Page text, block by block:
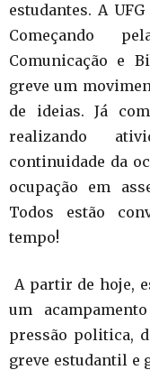
estudantes. A
Começando
Comunicação e
greve um
de ideias. Já
realizando
continuidade da
ocupação em
Todos estão
tempo!
A partir de hoje,
um
pressão politica,
greve estudantil e